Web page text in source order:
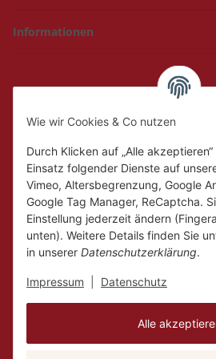
Alle
Wie wir Cookies & Co nutzen
Durch Klicken auf „Alle
Einsatz folgender Dienste auf
Vimeo, Altersbegrenzung, Google
Google Tag Manager, ReCaptcha.
Einstellung jederzeit ändern
unten). Weitere Details finden Sie
in unserer Datenschutzerklärung.
Impressum Datenschutz
Informationen
Hückelhoven und
Di. - Fr.
10:00 - 18:00
10:00 - 14:00